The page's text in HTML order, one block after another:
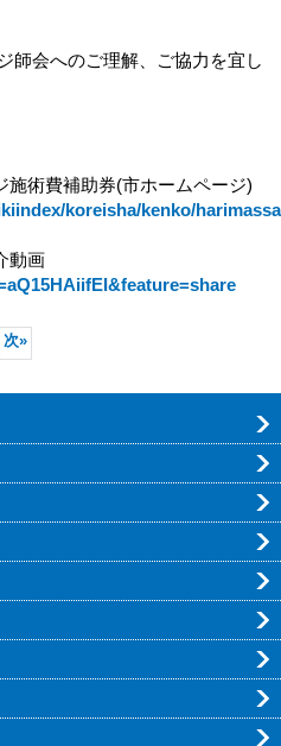
師会へのご理解、ご協力を宜し
術費補助券(市ホームページ)
koreisha/kenko/
動画
次»